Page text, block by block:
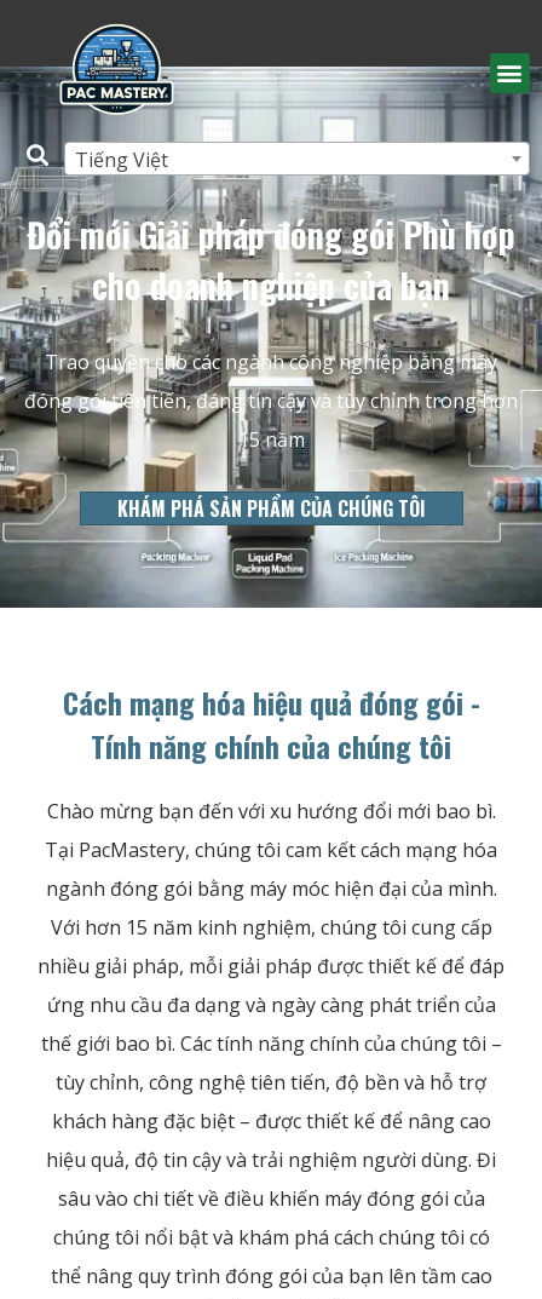
Tiếng Việt
Đổi mớiGiải pháp đóng góiPhù hợp
cho doanh nghiệp của bạn
Trao quyền cho các ngành công nghiệp bằng máy
đóng gói tiên tiến, đáng tin cậy và tùy chỉnh trong hơn
15 năm
KHÁM PHÁ SẢN PHẨM CỦA CHÚNG TÔI
Cách mạng hóa hiệu quả đóng gói -
Tính năng chính của chúng tôi
Chào mừng bạn đến với xu hướng đổi mới bao bì.
Tại PacMastery, chúng tôi cam kết cách mạng hóa
ngành đóng gói bằng máy móc hiện đại của mình.
Với hơn 15 năm kinh nghiệm, chúng tôi cung cấp
nhiều giải pháp, mỗi giải pháp được thiết kế để đáp
ứng nhu cầu đa dạng và ngày càng phát triển của
thế giới bao bì. Các tính năng chính của chúng tôi –
tùy chỉnh, công nghệ tiên tiến, độ bền và hỗ trợ
khách hàng đặc biệt – được thiết kế để nâng cao
hiệu quả, độ tin cậy và trải nghiệm người dùng. Đi
sâu vào chi tiết về điều khiến máy đóng gói của
chúng tôi nổi bật và khám phá cách chúng tôi có
thể nâng quy trình đóng gói của bạn lên tầm cao